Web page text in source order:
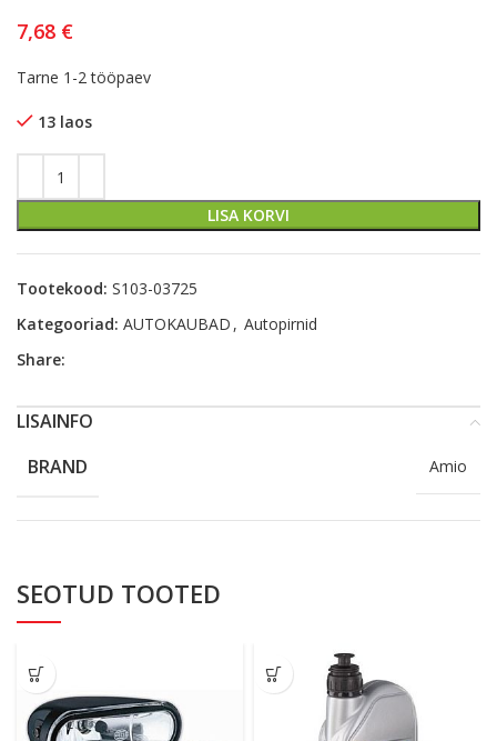
7,68 €
Tarne 1-2 tööpaev
13 laos
LISA KORVI
Tootekood: S103-03725
Kategooriad: AUTOKAUBAD , Autopirnid
Share:
LISAINFO
BRAND
Amio
SEOTUD TOOTED